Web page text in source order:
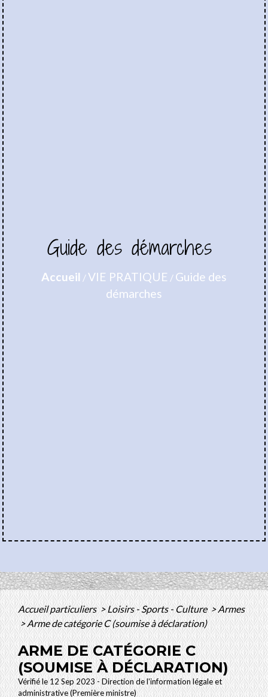
Guide des démarches
Accueil /VIE PRATIQUE / Guide des
démarches
Accueil particuliers>Loisirs - Sports - Culture>Armes
>Arme de catégorie C (soumise à déclaration)
ARME DE CATÉGORIE C
(SOUMISE À DÉCLARATION)
Vérifié le 12 Sep 2023 - Direction de l'information légale et
administrative (Première ministre)